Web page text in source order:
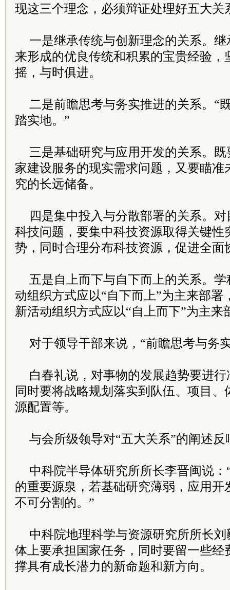
现这三个理念，必须辩证处理好五大关
一是继承传统与创新理念的关系。
来形成的优良传统和积累的宝贵经验，
摇，与时俱进。
二是前瞻思考与务实推进的关系。“
踏实地。”
三是基础研究与应用开发的关系。
家建设服务的现实需求问题，又要瞄准
究的长远储备。
四是集中投入与分散部署的关系。
科技问题，要集中科技资源取得关键性
势，同时合理分布科技资源，促进全面
五是自上而下与自下而上的关系。
动组织方式应以“自下而上”为主来部署
新活动组织方式应以“自上而下”为主来
对于领导干部来说，“前瞻思考与务
白春礼说，对事物的发展趋势要进
同时要将战略规划落实到队伍、项目、
源配置等。
与会所级领导对“五大关系”的阐述反
中科院半导体研究所所长李晋闽说
的重要源泉，若基础研究薄弱，应用开
不可分割的。”
中科院地理科学与资源研究所所长
体上要承担国家任务，同时要留一些经
撑具有成长潜力的新命题和新方向。